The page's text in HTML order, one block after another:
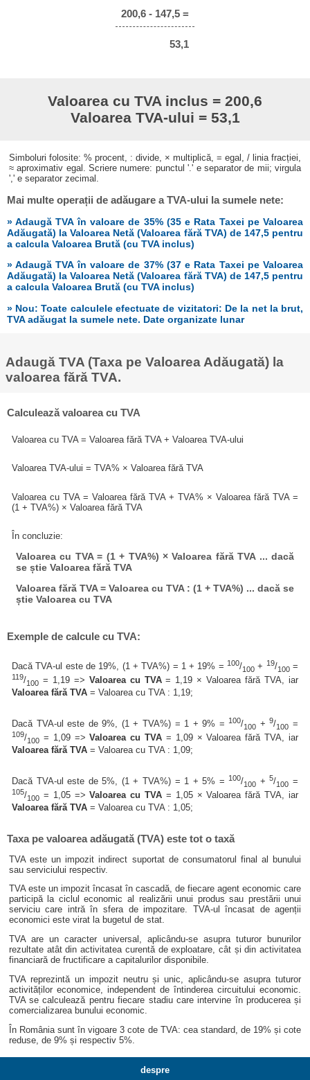
200,6 - 147,5 =
53,1
Valoarea cu TVA inclus = 200,6
Valoarea TVA-ului = 53,1
Simboluri folosite: % procent, : divide, × multiplică, = egal, / linia fracției,
≈ aproximativ egal. Scriere numere: punctul '.' e separator de mii; virgula
',' e separator zecimal.
Mai multe operații de adăugare a TVA-ului la sumele nete:
» Adaugă TVA în valoare de 35% (35 e Rata Taxei pe Valoarea
Adăugată) la Valoarea Netă (Valoarea fără TVA) de 147,5 pentru
a calcula Valoarea Brută (cu TVA inclus)
» Adaugă TVA în valoare de 37% (37 e Rata Taxei pe Valoarea
Adăugată) la Valoarea Netă (Valoarea fără TVA) de 147,5 pentru
a calcula Valoarea Brută (cu TVA inclus)
» Nou: Toate calculele efectuate de vizitatori: De la net la brut,
TVA adăugat la sumele nete. Date organizate lunar
Adaugă TVA (Taxa pe Valoarea Adăugată) la
valoarea fără TVA.
Calculează valoarea cu TVA
Valoarea cu TVA = Valoarea fără TVA + Valoarea TVA-ului
Valoarea TVA-ului = TVA% × Valoarea fără TVA
Valoarea cu TVA = Valoarea fără TVA + TVA% × Valoarea fără TVA =
(1 + TVA%) × Valoarea fără TVA
În concluzie:
Valoarea cu TVA = (1 + TVA%) × Valoarea fără TVA ... dacă
se știe Valoarea fără TVA
Valoarea fără TVA = Valoarea cu TVA : (1 + TVA%) ... dacă se
știe Valoarea cu TVA
Exemple de calcule cu TVA:
Dacă TVA-ul este de 19%, (1 + TVA%) = 1 + 19% = 100/100+ 19/100=
119/100 = 1,19 => Valoarea cu TVA= 1,19 × Valoarea fără TVA, iar
Valoarea fără TVA = Valoarea cu TVA : 1,19;
Dacă TVA-ul este de 9%, (1 + TVA%) = 1 + 9% =100/100 +9/100 =
109/100 = 1,09 =>Valoarea cu TVA = 1,09 × Valoarea fără TVA, iar
Valoarea fără TVA = Valoarea cu TVA : 1,09;
Dacă TVA-ul este de 5%, (1 + TVA%) = 1 + 5% =100/100 +5/100 =
105/100 = 1,05 =>Valoarea cu TVA = 1,05 × Valoarea fără TVA, iar
Valoarea fără TVA = Valoarea cu TVA : 1,05;
Taxa pe valoarea adăugată (TVA) este tot o taxă
TVA este un impozit indirect suportat de consumatorul final al bunului
sau serviciului respectiv.
TVA este un impozit încasat în cascadă, de fiecare agent economic care
participă la ciclul economic al realizării unui produs sau prestării unui
serviciu care intră în sfera de impozitare. TVA-ul încasat de agenții
economici este virat la bugetul de stat.
TVA are un caracter universal, aplicându-se asupra tuturor bunurilor
rezultate atât din activitatea curentă de exploatare, cât și din activitatea
financiară de fructificare a capitalurilor disponibile.
TVA reprezintă un impozit neutru și unic, aplicându-se asupra tuturor
activităților economice, independent de întinderea circuitului economic.
TVA se calculează pentru fiecare stadiu care intervine în producerea și
comercializarea bunului economic.
În România sunt în vigoare 3 cote de TVA: cea standard, de 19% și cote
reduse, de 9% și respectiv 5%.
despre